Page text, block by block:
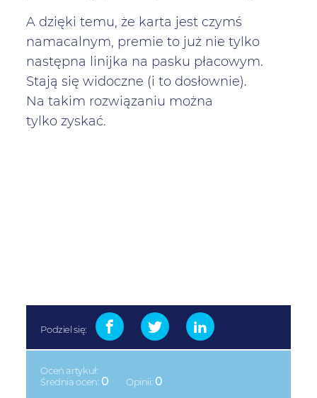
A dzięki temu, że karta jest czymś
namacalnym, premie to już nie tylko
następna linijka na pasku płacowym.
Stają się widoczne (i to dosłownie).
Na takim rozwiązaniu można
tylko zyskać.
Podziel się:
Oceń artykuł:
Średnia ocen:0 Opinii:0